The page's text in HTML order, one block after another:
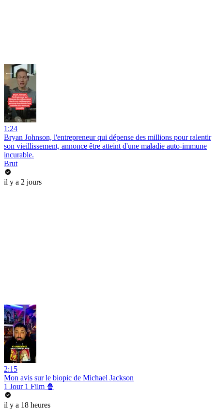
1:24
Bryan Johnson, l'entrepreneur qui dépense des millions pour ralentir
son vieillissement, annonce être atteint d'une maladie auto-immune
incurable.
Brut
il y a 2 jours
2:15
Mon avis sur le biopic de Michael Jackson
1 Jour 1 Film 🍿
il y a 18 heures